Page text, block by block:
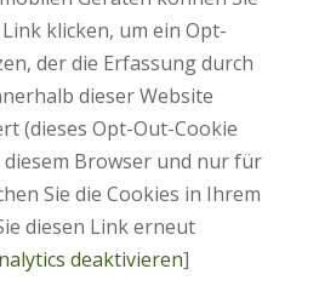
klicken, um ein Opt-
der die Erfassung durch
dieser Website
(dieses Opt-Out-Cookie
Browser und nur für
Sie die Cookies in Ihrem
diesen Link erneut
deaktivieren]